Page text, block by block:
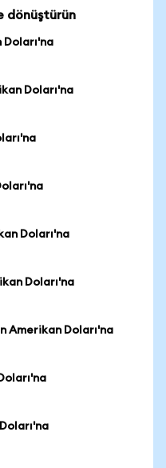
dönüştürün
Doları'na
Doları'na
Doları'na
Doları'na
Amerikan Doları'na